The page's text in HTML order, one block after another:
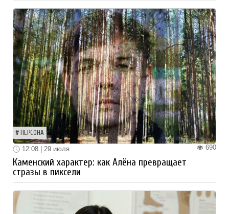
ПЕРСОНА
690
12:08 | 29 июля
Каменский характер: как Алёна превращает
стразы в пиксели